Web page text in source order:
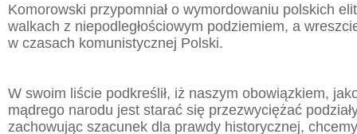
Komorowski przypomniał o wymordowaniu polskich
walkach z niepodległościowym podziemiem, a
w czasach komunistycznej Polski.
W swoim liście podkreślił, iż naszym obowiązkiem,
mądrego narodu jest starać się przezwyciężać
zachowując szacunek dla prawdy historycznej,